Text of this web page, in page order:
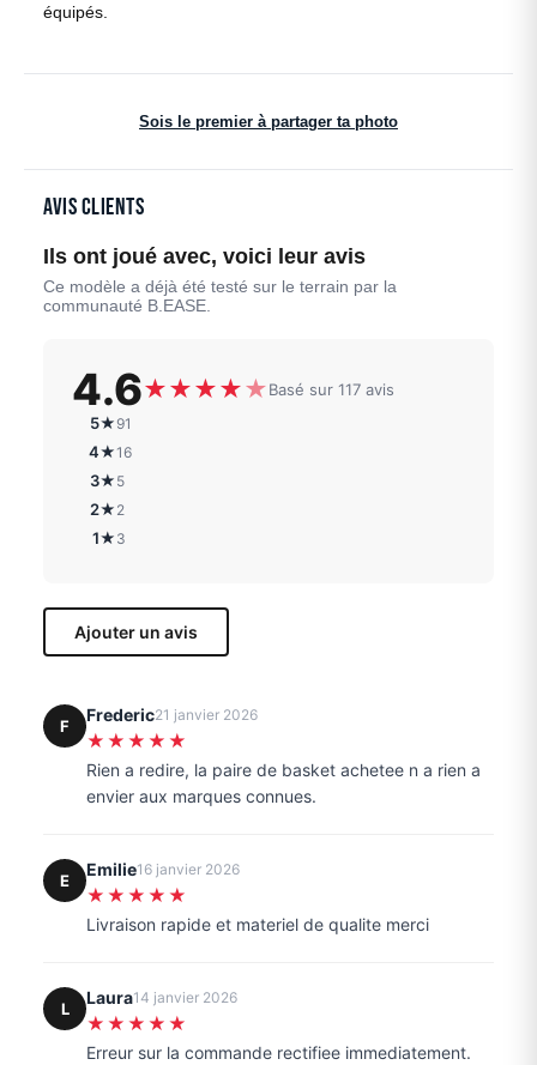
équipés.
Sois le premier à partager ta photo
Avis clients
Ils ont joué avec, voici leur avis
Ce modèle a déjà été testé sur le terrain par la
communauté B.EASE.
4.6★★★★★Basé sur 117 avis
5★ 91
4★16
3★ 5
2★ 2
1★ 3
Ajouter un avis
F
Frederic21 janvier 2026
★★★★★
Rien a redire, la paire de basket achetee n a rien a
envier aux marques connues.
E
Emilie16 janvier 2026
★★★★★
Livraison rapide et materiel de qualite merci
L
Laura14 janvier 2026
★★★★★
Erreur sur la commande rectifiee immediatement.